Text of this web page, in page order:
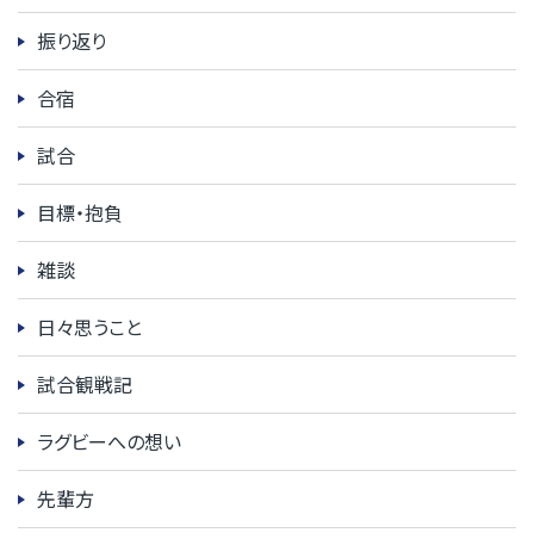
振り返り
合宿
試合
目標・抱負
雑談
日々思うこと
試合観戦記
ラグビーへの想い
先輩方